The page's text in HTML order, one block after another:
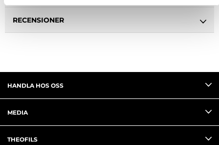
RECENSIONER
HANDLA HOS OSS
MEDIA
THEOFILS